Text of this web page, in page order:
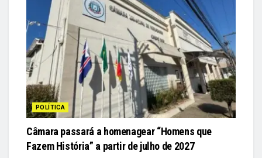
POLÍTICA
Câmara passará a homenagear “Homens que
Fazem História” a partir de julho de 2027